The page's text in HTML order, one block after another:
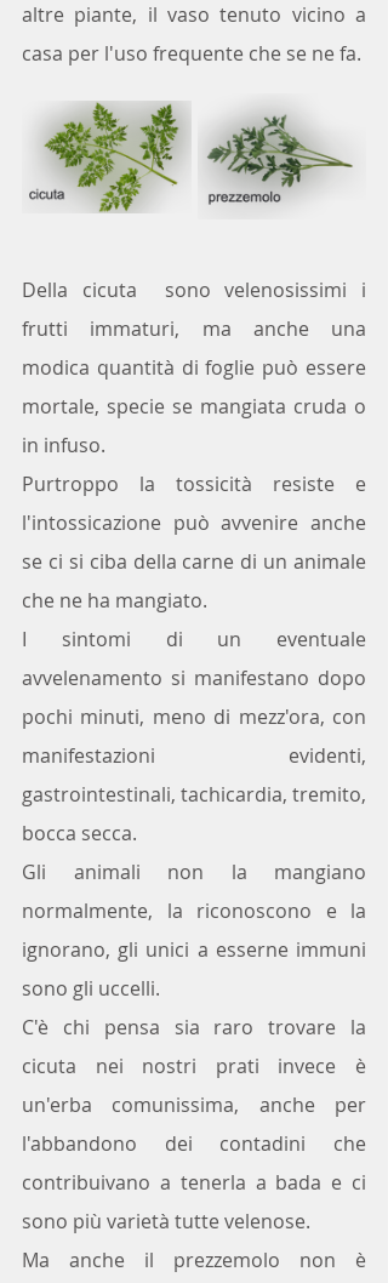
altre piante, il vaso tenuto vicino a
casa per l'uso frequente che se ne fa.
Della cicuta  sono velenosissimi i
frutti immaturi, ma anche una
modica quantità di foglie può essere
mortale, specie se mangiata cruda o
in infuso.
Purtroppo la tossicità resiste e
l'intossicazione può avvenire anche
se ci si ciba della carne di un animale
che ne ha mangiato.
I sintomi di un eventuale
avvelenamento si manifestano dopo
pochi minuti, meno di mezz'ora, con
manifestazioni evidenti,
gastrointestinali, tachicardia, tremito,
bocca secca.
Gli animali non la mangiano
normalmente, la riconoscono e la
ignorano, gli unici a esserne immuni
sono gli uccelli.
C'è chi pensa sia raro trovare la
cicuta nei nostri prati invece è
un'erba comunissima, anche per
l'abbandono dei contadini che
contribuivano a tenerla a bada e ci
sono più varietà tutte velenose.
Ma anche il prezzemolo non è